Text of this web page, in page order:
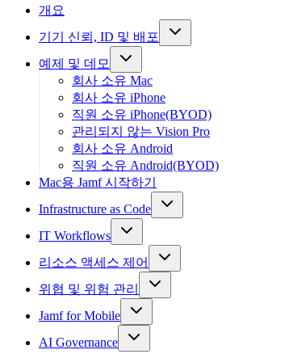
개요
기기 신뢰, ID 및 배포
예제 및 데모
회사 소유 Mac
회사 소유 iPhone
직원 소유 iPhone(BYOD)
관리되지 않는 Vision Pro
회사 소유 Android
직원 소유 Android(BYOD)
Mac용 Jamf 시작하기
Infrastructure as Code
IT Workflows
리소스 액세스 제어
위협 및 위험 관리
Jamf for Mobile
AI Governance